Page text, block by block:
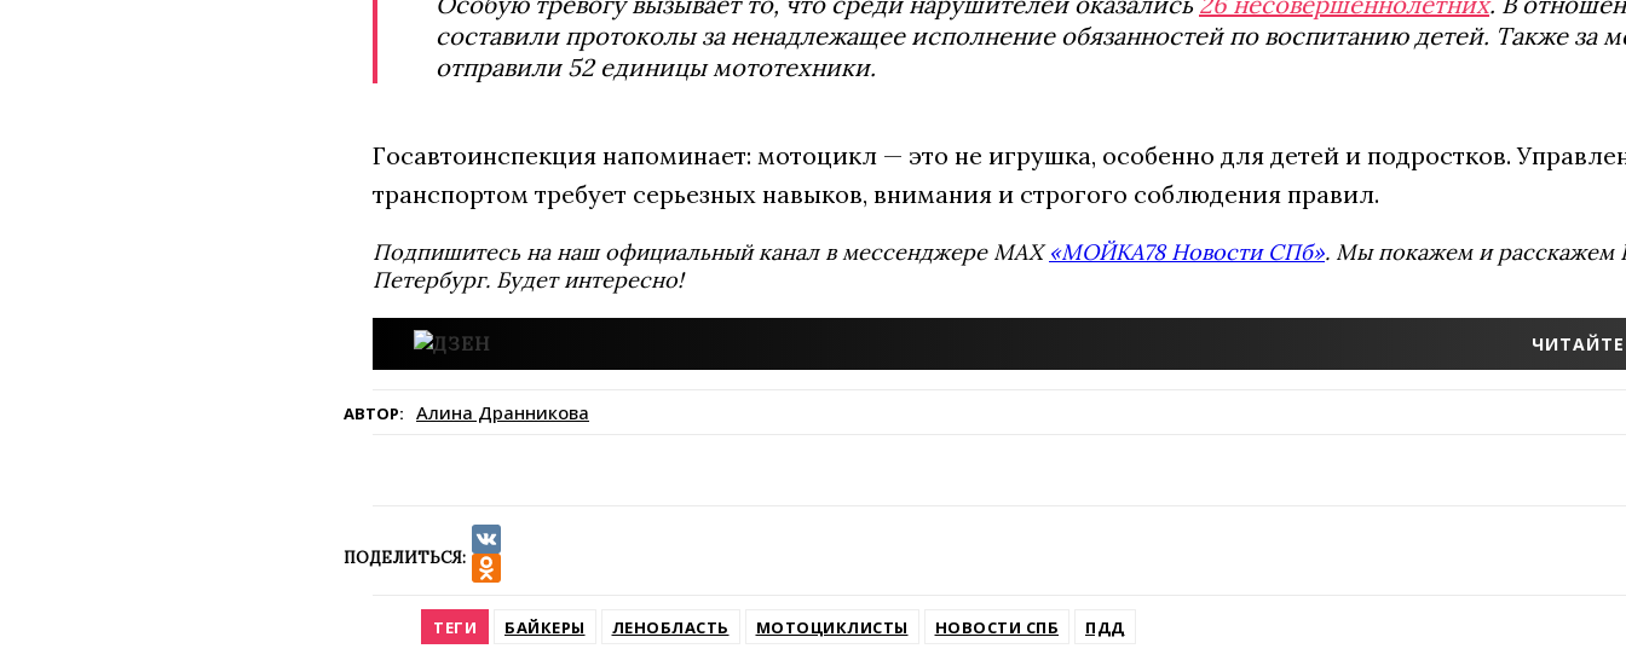
составили протоколы за ненадлежащее исполнение обязанностей по воспитанию детей. Также за
отправили 52 единицы мототехники.
Госавтоинспекция напоминает: мотоцикл — это не игрушка, особенно для детей и подростков.
транспортом требует серьезных навыков, внимания и строгого соблюдения правил.
Подпишитесь на наш официальный канал в мессенджере MAX«МОЙКА78 Новости СПб». Мы покажем и расскажем
Петербург. Будет интересно!
АВТОР: Алина Дранникова
ПОДЕЛИТЬСЯ:
VK
ТЕГИ БАЙКЕРЫ ЛЕНОБЛАСТЬ МОТОЦИКЛИСТЫ НОВОСТИ СПБ ПДД